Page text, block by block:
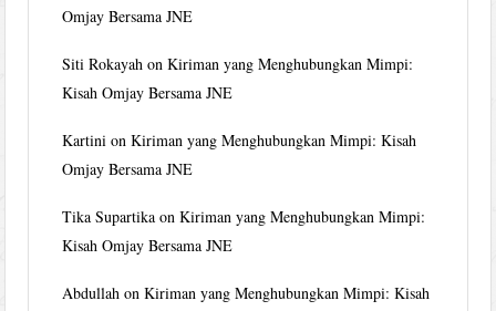
Omjay Bersama JNE
Siti Rokayah onKiriman yang Menghubungkan Mimpi:
Kisah Omjay Bersama JNE
Kartini onKiriman yang Menghubungkan Mimpi: Kisah
Omjay Bersama JNE
Tika Supartika onKiriman yang Menghubungkan Mimpi:
Kisah Omjay Bersama JNE
Abdullah onKiriman yang Menghubungkan Mimpi: Kisah